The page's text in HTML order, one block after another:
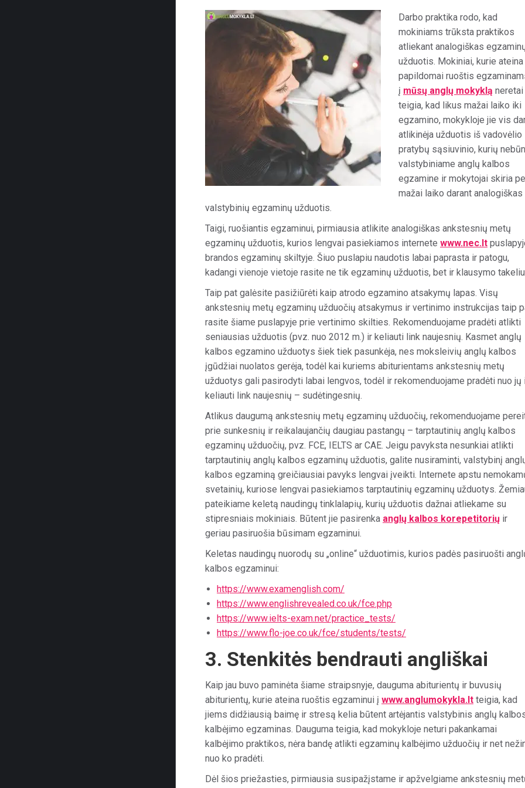
Darbo praktika rodo, kad
mokiniams trūksta praktikos
atliekant analogiškas
užduotis. Mokiniai, kurie ateina
papildomai ruoštis
į mūsų anglų mokyklą neretai
teigia, kad likus mažai laiko iki
egzamino, mokykloje jie vis
atlikinėja užduotis iš vadovėlio
pratybų sąsiuvinio, kurių
valstybiniame anglų kalbos
egzamine ir mokytojai skiria
mažai laiko darant analogiškas
valstybinių egzaminų užduotis.
Taigi, ruošiantis egzaminui, pirmiausia atlikite analogiškas ankstesnių metų
egzaminų užduotis, kurios lengvai pasiekiamos internete www.nec.lt
brandos egzaminų skiltyje. Šiuo puslapiu naudotis labai paprasta ir patogu,
kadangi vienoje vietoje rasite ne tik egzaminų užduotis, bet ir klausymo
Taip pat galėsite pasižiūrėti kaip atrodo egzamino atsakymų lapas. Visų
ankstesnių metų egzaminų užduočių atsakymus ir vertinimo instrukcijas taip
rasite šiame puslapyje prie vertinimo skilties. Rekomenduojame pradėti atlikti
seniausias užduotis (pvz. nuo 2012 m.) ir keliauti link naujesnių. Kasmet anglų
kalbos egzamino užduotys šiek tiek pasunkėja, nes moksleivių anglų kalbos
įgūdžiai nuolatos gerėja, todėl kai kuriems abiturientams ankstesnių metų
užduotys gali pasirodyti labai lengvos, todėl ir rekomenduojame pradėti nuo jų
keliauti link naujesnių – sudėtingesnių.
Atlikus daugumą ankstesnių metų egzaminų užduočių, rekomenduojame
prie sunkesnių ir reikalaujančių daugiau pastangų – tarptautinių anglų kalbos
egzaminų užduočių, pvz. FCE, IELTS ar CAE. Jeigu pavyksta nesunkiai atlikti
tarptautinių anglų kalbos egzaminų užduotis, galite nusiraminti, valstybinį
kalbos egzaminą greičiausiai pavyks lengvai įveikti. Internete apstu
svetainių, kuriose lengvai pasiekiamos tarptautinių egzaminų užduotys.
pateikiame keletą naudingų tinklalapių, kurių užduotis dažnai atliekame su
stipresniais mokiniais. Būtent jie pasirenka anglų kalbos korepetitorių ir
geriau pasiruošia būsimam egzaminui.
Keletas naudingų nuorodų su „online“ užduotimis, kurios padės pasiruošti
kalbos egzaminui:
https://www.examenglish.com/
https://www.englishrevealed.co.uk/fce.php
https://www.ielts-exam.net/practice_tests/
https://www.flo-joe.co.uk/fce/students/tests/
3. Stenkitės bendrauti angliškai
Kaip jau buvo paminėta šiame straipsnyje, dauguma abiturientų ir buvusių
abiturientų, kurie ateina ruoštis egzaminui į www.anglumokykla.lt teigia, kad
jiems didžiausią baimę ir stresą kelia būtent artėjantis valstybinis anglų
kalbėjimo egzaminas. Dauguma teigia, kad mokykloje neturi pakankamai
kalbėjimo praktikos, nėra bandę atlikti egzaminų kalbėjimo užduočių ir net
nuo ko pradėti.
Dėl šios priežasties, pirmiausia susipažįstame ir apžvelgiame ankstesnių